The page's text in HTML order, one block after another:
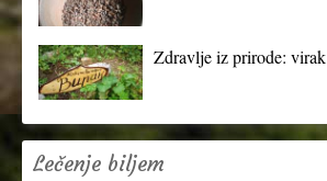
Zdravlje iz prirode: virak
Lečenje biljem